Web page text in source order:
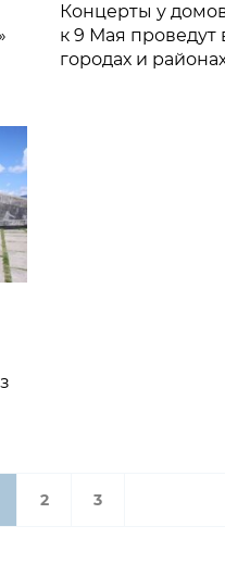
Концерты у
к 9 Мая проведут
городах и
2 3